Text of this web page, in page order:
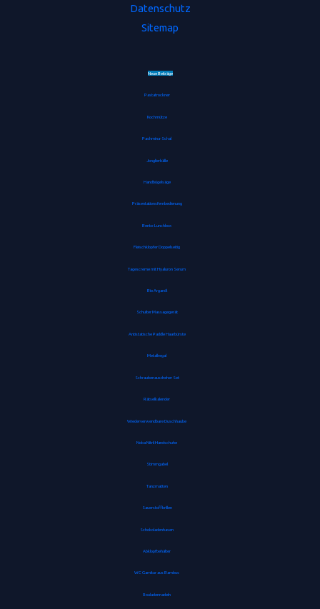
Datenschutz
Sitemap
Neue Beiträge
Pastatrockner
Kochmütze
Pashmina-Schal
Jonglierbälle
Handbügelsäge
Präsentationsfernbedienung
Bento-Lunchbox
Fleischklopfer Doppelseitig
Tagescreme mit Hyaluron Serum
Bio Arganöl
Schulter Massagegerät
Antistatische Paddle Haarbürste
Metallregal
Schraubenausdreher Set
Rätselkalender
Wiederverwendbare Duschhaube
Noba Nitril Handschuhe
Stimmgabel
Tanzmatten
Sauerstoffbrillen
Schokoladenhasen
Abklopfbehälter
WC Garnitur aus Bambus
Rouladennadeln